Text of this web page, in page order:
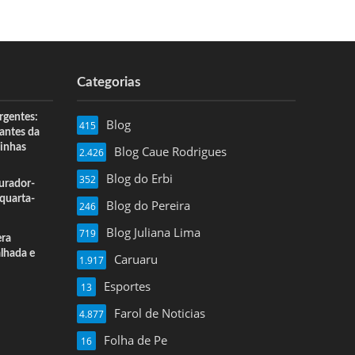
da
e
Categorias
Blog
415
Blog Caue Rodrigues
2.426
Blog do Erbi
352
Blog do Pereira
246
Blog Juliana Lima
719
Caruaru
1.917
Esportes
13
Farol de Noticias
4.877
Folha de Pe
16